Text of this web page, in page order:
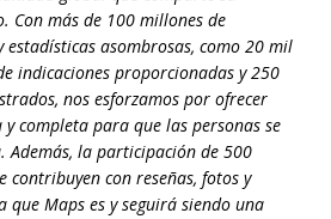
Con más de 100 millones de
asombrosas, como 20 mil
indicaciones proporcionadas y 250
nos esforzamos por ofrecer
completa para que las personas se
Además, la participación de 500
contribuyen con reseñas, fotos y
que Maps es y seguirá siendo una